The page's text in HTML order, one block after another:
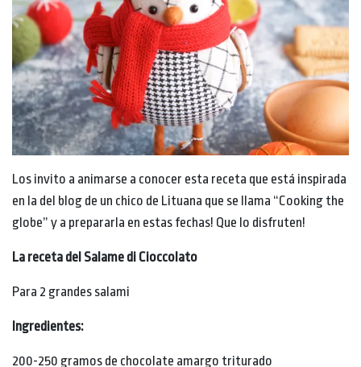
Los invito a animarse a conocer esta receta que está inspirada
en la del blog de un chico de Lituana que se llama “Cooking the
globe” y a prepararla en estas fechas! Que lo disfruten!
La receta del Salame di Cioccolato
Para 2 grandes salami
Ingredientes:
200-250 gramos de chocolate amargo triturado